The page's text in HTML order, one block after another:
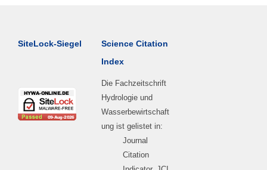
SiteLock-Siegel
Science Citation
Index
Die Fachzeitschrift
Hydrologie und
Wasserbewirtschaft
ung ist gelistet in:
Journal
Citation